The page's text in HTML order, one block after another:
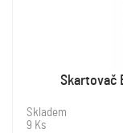
Skartovač
Skladem
9 Ks